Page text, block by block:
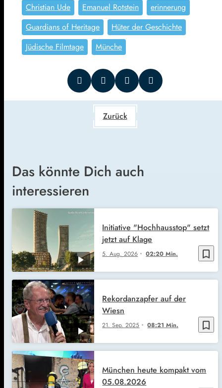
Christian Ude
Emanuel Rotstein
erinnerung
Guardians of Heritage
Hüter der Geschichte
Jüdische Filmtage
Münche
Zurück
Das könnte Dich auch
interessieren
bookmark_border
5. Aug. 2026 02:20 Min.
Initiative "Hochhausstop" setzt
jetzt auf Klage
bookmark_border
21. Sep. 2025 08:21 Min.
Rekordanzapfer auf der
Wiesn
München heute kompakt vom
05.08.2026